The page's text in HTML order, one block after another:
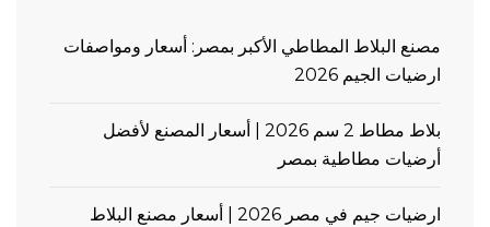
مصنع البلاط المطاطي الأكبر بمصر: أسعار ومواصفات
ارضيات الجيم 2026
بلاط مطاط 2 سم 2026 | أسعار المصنع لأفضل
أرضيات مطاطية بمصر
ارضيات جيم في مصر 2026 | أسعار مصنع البلاط